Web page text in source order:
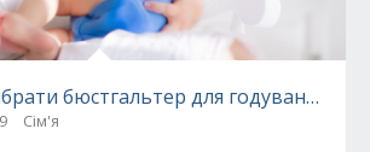
бюстгальтер для годування до
Сім'я